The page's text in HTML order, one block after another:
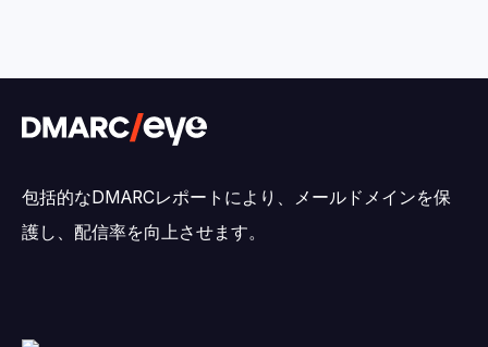
包括的なDMARCレポートにより、メールドメインを保
護し、配信率を向上させます。